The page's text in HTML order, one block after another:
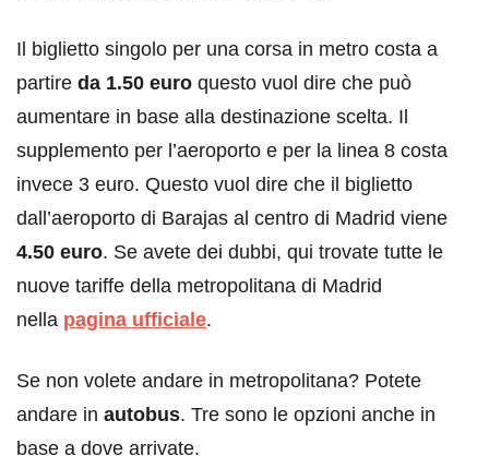
Il biglietto singolo per una corsa in metro costa a
partire da 1.50 euro questo vuol dire che può
aumentare in base alla destinazione scelta. Il
supplemento per l’aeroporto e per la linea 8 costa
invece 3 euro. Questo vuol dire che il biglietto
dall’aeroporto di Barajas al centro di Madrid viene
4.50 euro. Se avete dei dubbi, qui trovate tutte le
nuove tariffe della metropolitana di Madrid
nella pagina ufficiale.
Se non volete andare in metropolitana? Potete
andare in autobus. Tre sono le opzioni anche in
base a dove arrivate.